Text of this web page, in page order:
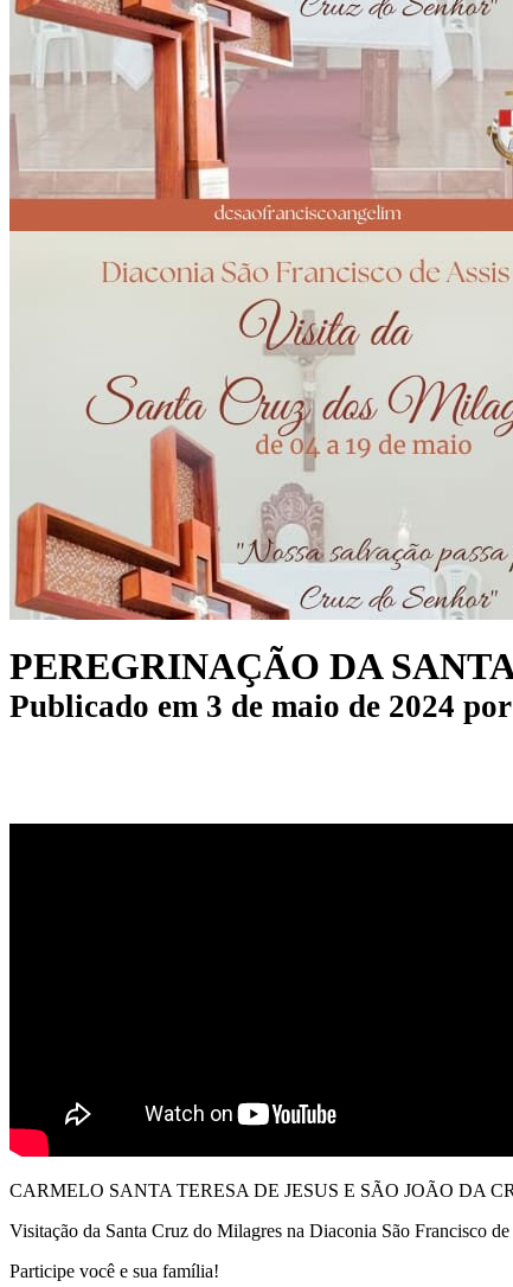
PEREGRINAÇÃO DA
Publicado em 3 de maio de 2024 por
CARMELO SANTA TERESA DE JESUS E SÃO JOÃO DA
Visitação da Santa Cruz do Milagres na Diaconia São Francisco
Participe você e sua família!